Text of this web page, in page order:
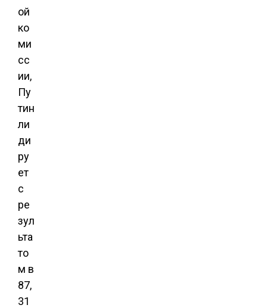
ой
ко
ми
сс
ии,
Пу
тин
ли
ди
ру
ет
с
ре
зул
ьта
то
м в
87,
31